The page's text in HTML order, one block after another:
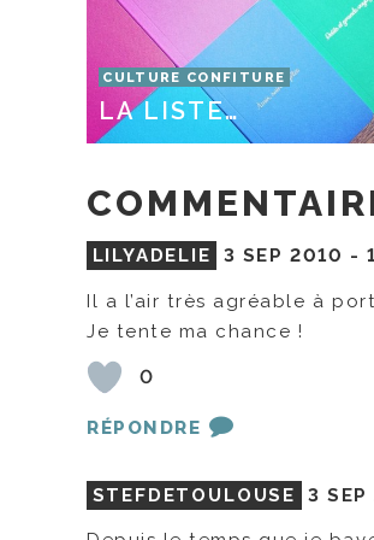
CULTURE CONFITURE
LA LISTE…
LILYADELIE 3 SEP 2010 -
Il a l’air très agréable à
Je tente ma chance !
0
RÉPONDRE
STEFDETOULOUSE 3